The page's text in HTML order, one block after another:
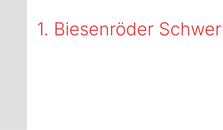
1. Biesenröder